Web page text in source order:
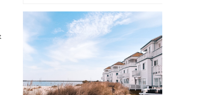
Reisen - Schleiregion